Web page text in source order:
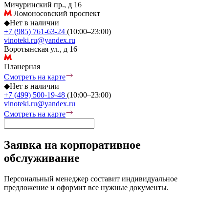
Мичуринский пр., д 16
Ломоносовский проспект
◆Нет в наличии
+7 (985) 761-63-24 (10:00–23:00)
vinoteki.ru@yandex.ru
Воротынская ул., д 16
Планерная
Смотреть на карте
◆Нет в наличии
+7 (499) 500-19-48 (10:00–23:00)
vinoteki.ru@yandex.ru
Смотреть на карте
Заявка на корпоративное
обслуживание
Персональный менеджер составит индивидуальное
предложение и оформит все нужные документы.